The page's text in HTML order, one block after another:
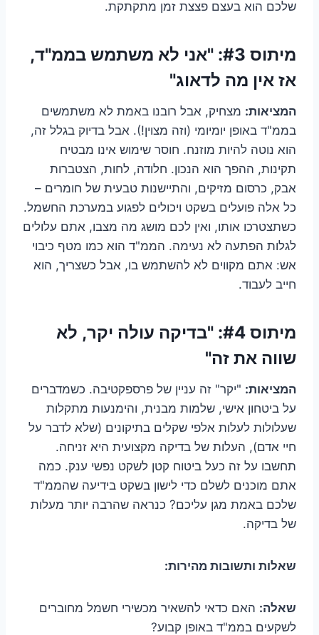
שלכם הוא בעצם פצצת זמן מתקתקת.
מיתוס #3: "אני לא משתמש בממ"ד,
אז אין מה לדאוג"
המציאות: מצחיק, אבל רובנו באמת לא משתמשים
בממ"ד באופן יומיומי (וזה מצוין!). אבל בדיוק בגלל זה,
הוא נוטה להיות מוזנח. חוסר שימוש אינו מבטיח
תקינות, ההפך הוא הנכון. חלודה, לחות, הצטברות
אבק, כרסום מזיקים, והתיישנות טבעית של חומרים –
כל אלה פועלים בשקט ויכולים לפגוע במערכת החשמל.
כשתצטרכו אותו, ואין לכם מושג מה מצבו, אתם עלולים
לגלות הפתעה לא נעימה. הממ"ד הוא כמו מטף כיבוי
אש: אתם מקווים לא להשתמש בו, אבל כשצריך, הוא
חייב לעבוד.
מיתוס #4: "בדיקה עולה יקר, לא
שווה את זה"
המציאות: "יקר" זה עניין של פרספקטיבה. כשמדברים
על ביטחון אישי, שלמות מבנית, והימנעות מתקלות
שעלולות לעלות אלפי שקלים בתיקונים (שלא לדבר על
חיי אדם), העלות של בדיקה מקצועית היא זניחה.
תחשבו על זה כעל ביטוח קטן לשקט נפשי ענק. כמה
אתם מוכנים לשלם כדי לישון בשקט בידיעה שהממ"ד
שלכם באמת מגן עליכם? כנראה שהרבה יותר מעלות
של בדיקה.
שאלות ותשובות מהירות:
שאלה: האם כדאי להשאיר מכשירי חשמל מחוברים
לשקעים בממ"ד באופן קבוע?